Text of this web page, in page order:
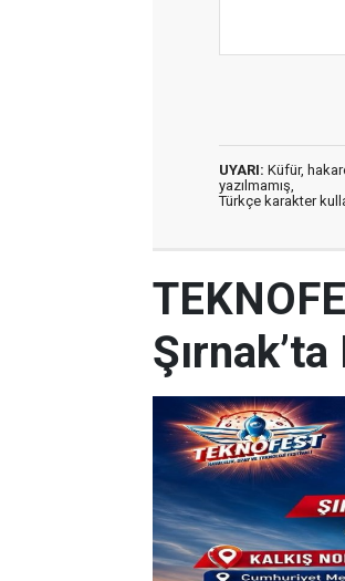
UYARI: Küfür,
yazılmamış,
Türkçe karakter